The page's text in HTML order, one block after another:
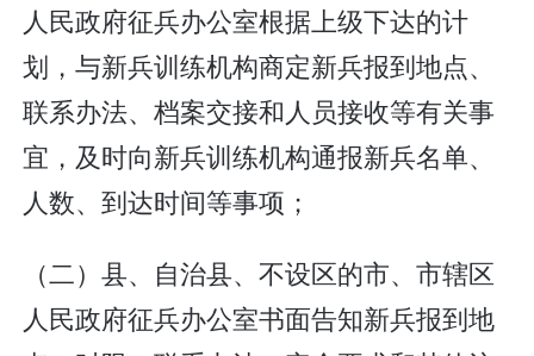
人民政府征兵办公室根据上级下达的计
划，与新兵训练机构商定新兵报到地点、
联系办法、档案交接和人员接收等有关事
宜，及时向新兵训练机构通报新兵名单、
人数、到达时间等事项；
（二）县、自治县、不设区的市、市辖区
人民政府征兵办公室书面告知新兵报到地